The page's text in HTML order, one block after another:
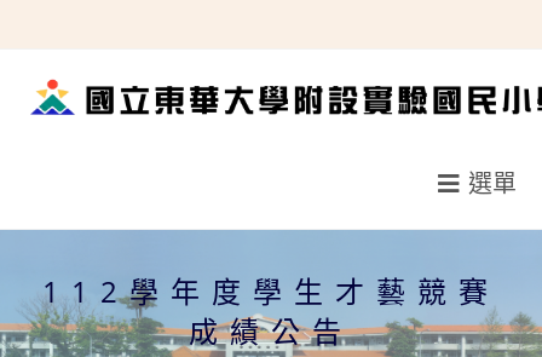
轉
選單
112學年度學生才藝競賽
成績公告